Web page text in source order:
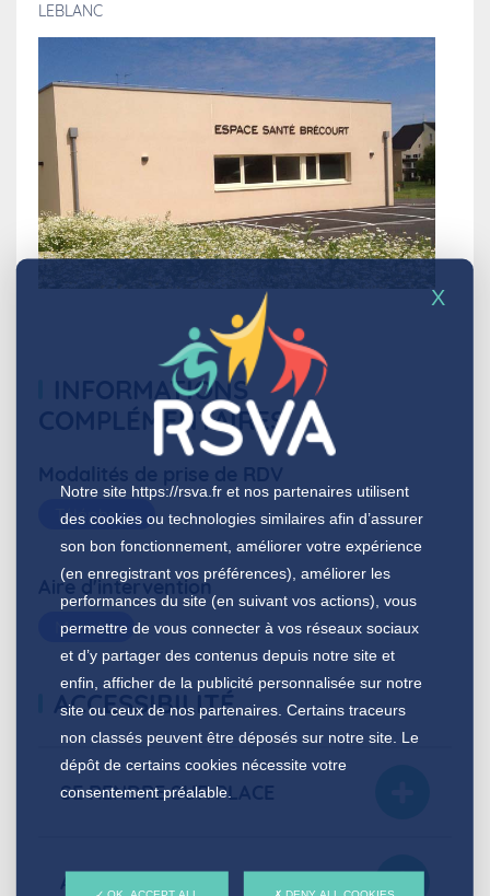
LEBLANC
INFORMATIONS
COMPLÉMENTAIRES
Modalités de prise de RDV
Téléphone
Aire d'intervention
Manche
ACCESSIBILITÉ
SE RENDRE SUR PLACE
ACCUEIL
X
Notre site https://rsva.fret nos partenaires utilisent
des cookies ou technologies similaires afin d’assurer
son bon fonctionnement, améliorer votre expérience
(en enregistrant vos préférences), améliorer les
performances du site (en suivant vos actions), vous
permettre de vous connecter à vos réseaux sociaux
et d’y partager des contenus depuis notre site et
enfin, afficher de la publicité personnalisée sur notre
site ou ceux de nos partenaires. Certains traceurs
non classés peuvent être déposés sur notre site. Le
dépôt de certains cookies nécessite votre
consentement préalable.
OK, ACCEPT ALL DENY ALL COOKIES